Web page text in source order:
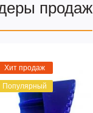
продаж
Хит продаж
Популярный